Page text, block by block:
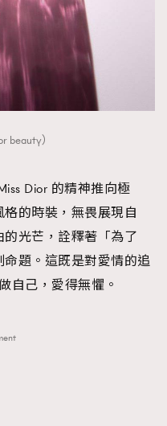
FigaroAesthetic
beauty）
Dior 的精神推向極
的時裝，無畏展現自
光芒，詮釋著「為了
題。這既是對愛情的追
自己，愛得無懼。